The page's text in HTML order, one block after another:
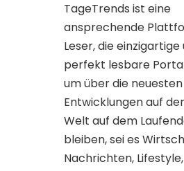
TageTrends ist eine
ansprechende
Leser, die einzigartige
perfekt lesbare
um über die neuesten
Entwicklungen auf
Welt auf dem
bleiben, sei es
Nachrichten, Lifestyle,